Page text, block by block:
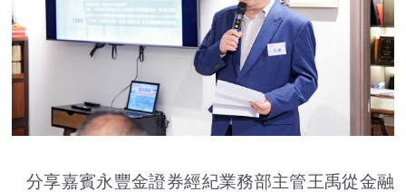
分享嘉賓永豐金證券經紀業務部主管王禹從金融